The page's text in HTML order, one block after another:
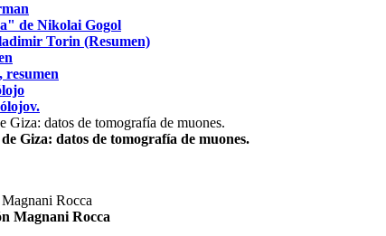
de Nikolai Gogol
Torin (Resumen)
Giza: datos de tomografía de muones.
Magnani Rocca